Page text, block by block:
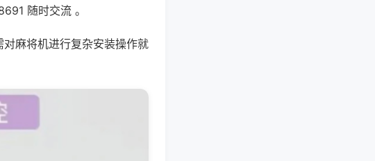
随时交流 。
麻将机进行复杂安装操作就